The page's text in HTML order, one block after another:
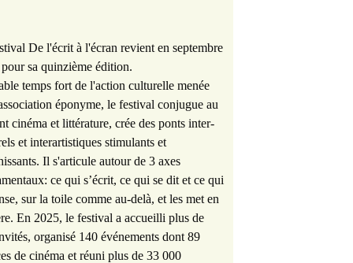
De l'écrit à l'écran revient en septembre
sa quinzième édition.
temps fort de l'action culturelle menée
éponyme, le festival conjugue au
cinéma et littérature, crée des ponts inter-
et interartistiques stimulants et
Il s'articule autour de 3 axes
ce qui s’écrit, ce qui se dit et ce qui
sur la toile comme au-delà, et les met en
En 2025, le festival a accueilli plus de
organisé 140 événements dont 89
de cinéma et réuni plus de 33 000